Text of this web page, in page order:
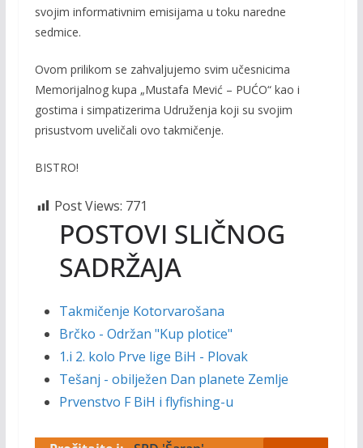
svojim informativnim emisijama u toku naredne
sedmice.
Ovom prilikom se zahvaljujemo svim učesnicima
Memorijalnog kupa „Mustafa Mević – PUĆO“ kao i
gostima i simpatizerima Udruženja koji su svojim
prisustvom uveličali ovo takmičenje.
BISTRO!
Post Views: 771
POSTOVI SLIČNOG
SADRŽAJA
Takmičenje Kotorvarošana
Brčko - Održan "Kup plotice"
1.i 2. kolo Prve lige BiH - Plovak
Tešanj - obilježen Dan planete Zemlje
Prvenstvo F BiH i flyfishing-u